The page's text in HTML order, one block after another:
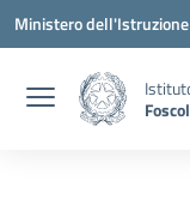
Vai ai contenuti
Vai al menu di
Vai al footer
Ministero